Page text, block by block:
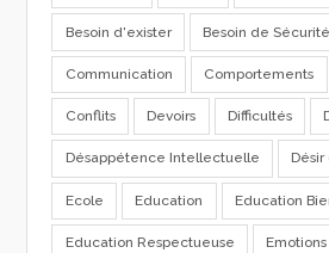
Besoin d'exister Besoin de Sécurité
Communication Comportements
Conflits Devoirs Difficultés
Désappétence Intellectuelle
Ecole Education Education
Education Respectueuse Emotions